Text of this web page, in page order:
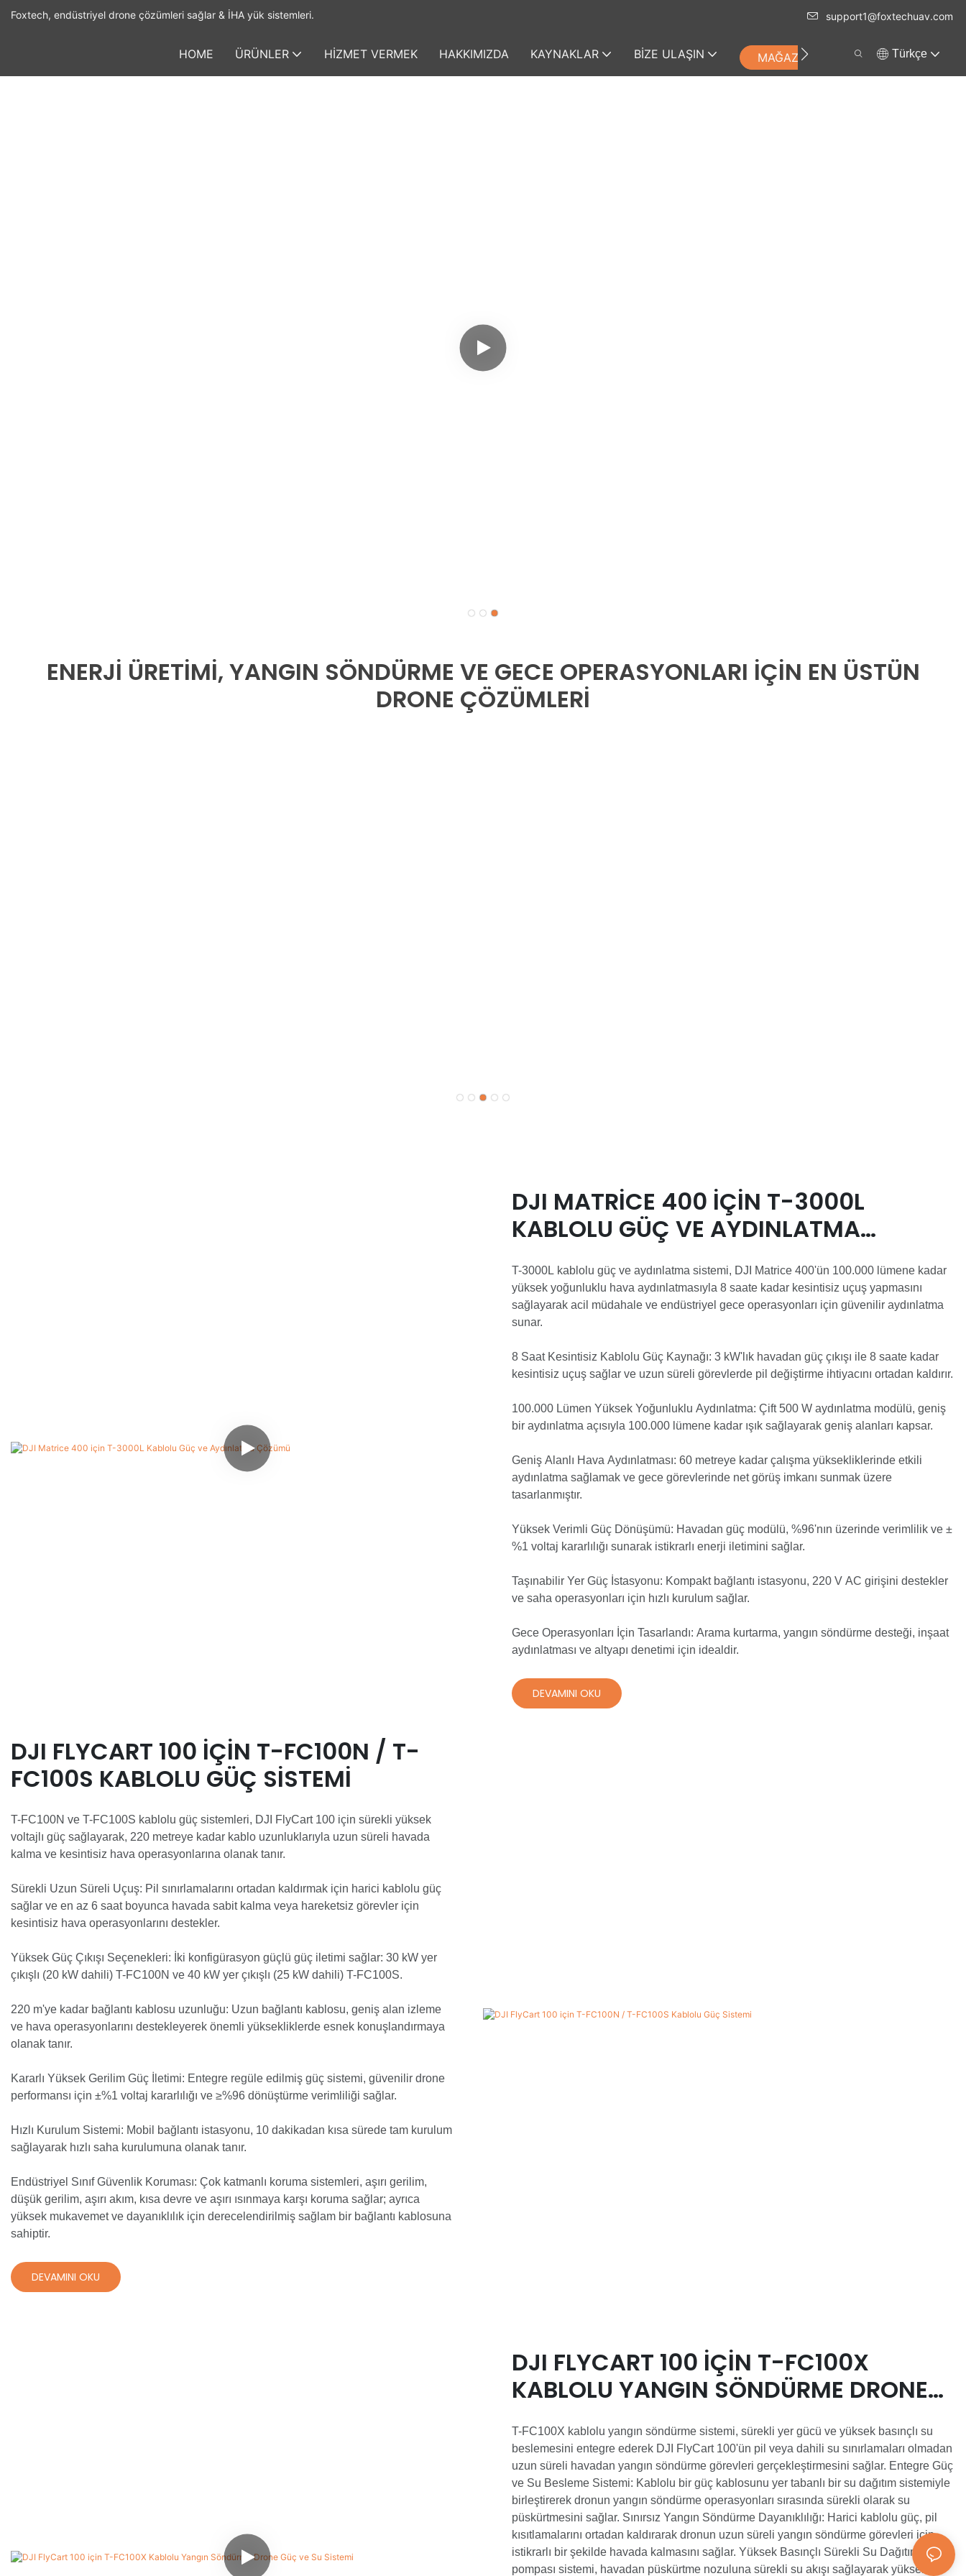
Foxtech, endüstriyel drone çözümleri sağlar & İHA yük sistemleri. support1@foxtechuav.com
HOME ÜRÜNLER HIZMET VERMEK HAKKIMIZDA KAYNAKLAR BIZE ULAŞIN MAĞAZA Türkçe
ENERJI ÜRETIMI, YANGIN SÖNDÜRME VE GECE OPERASYONLARI İÇIN EN ÜSTÜN
DRONE ÇÖZÜMLERI
DJI MATRICE 400 IÇIN T-3000L
KABLOLU GÜÇ VE AYDINLATMA
T-3000L kablolu güç ve aydınlatma sistemi, DJI Matrice 400'ün 100.000 lümene kadar
yüksek yoğunluklu hava aydınlatmasıyla 8 saate kadar kesintisiz uçuş yapmasını
sağlayarak acil müdahale ve endüstriyel gece operasyonları için güvenilir aydınlatma
sunar.
8 Saat Kesintisiz Kablolu Güç Kaynağı: 3 kW'lık havadan güç çıkışı ile 8 saate kadar
kesintisiz uçuş sağlar ve uzun süreli görevlerde pil değiştirme ihtiyacını ortadan kaldırır.
100.000 Lümen Yüksek Yoğunluklu Aydınlatma: Çift 500 W aydınlatma modülü, geniş
bir aydınlatma açısıyla 100.000 lümene kadar ışık sağlayarak geniş alanları kapsar.
Geniş Alanlı Hava Aydınlatması: 60 metreye kadar çalışma yüksekliklerinde etkili
aydınlatma sağlamak ve gece görevlerinde net görüş imkanı sunmak üzere
tasarlanmıştır.
Yüksek Verimli Güç Dönüşümü: Havadan güç modülü, %96'nın üzerinde verimlilik ve ±
%1 voltaj kararlılığı sunarak istikrarlı enerji iletimini sağlar.
Taşınabilir Yer Güç İstasyonu: Kompakt bağlantı istasyonu, 220 V AC girişini destekler
ve saha operasyonları için hızlı kurulum sağlar.
Gece Operasyonları İçin Tasarlandı: Arama kurtarma, yangın söndürme desteği, inşaat
aydınlatması ve altyapı denetimi için idealdir.
DEVAMINI OKU
DJI FLYCART 100 IÇIN T-FC100N / T-
FC100S KABLOLU GÜÇ SISTEMI
T-FC100N ve T-FC100S kablolu güç sistemleri, DJI FlyCart 100 için sürekli yüksek
voltajlı güç sağlayarak, 220 metreye kadar kablo uzunluklarıyla uzun süreli havada
kalma ve kesintisiz hava operasyonlarına olanak tanır.
Sürekli Uzun Süreli Uçuş: Pil sınırlamalarını ortadan kaldırmak için harici kablolu güç
sağlar ve en az 6 saat boyunca havada sabit kalma veya hareketsiz görevler için
kesintisiz hava operasyonlarını destekler.
Yüksek Güç Çıkışı Seçenekleri: İki konfigürasyon güçlü güç iletimi sağlar: 30 kW yer
çıkışlı (20 kW dahili) T-FC100N ve 40 kW yer çıkışlı (25 kW dahili) T-FC100S.
220 m'ye kadar bağlantı kablosu uzunluğu: Uzun bağlantı kablosu, geniş alan izleme
ve hava operasyonlarını destekleyerek önemli yüksekliklerde esnek konuşlandırmaya
olanak tanır.
Kararlı Yüksek Gerilim Güç İletimi: Entegre regüle edilmiş güç sistemi, güvenilir drone
performansı için ±%1 voltaj kararlılığı ve ≥%96 dönüştürme verimliliği sağlar.
Hızlı Kurulum Sistemi: Mobil bağlantı istasyonu, 10 dakikadan kısa sürede tam kurulum
sağlayarak hızlı saha kurulumuna olanak tanır.
Endüstriyel Sınıf Güvenlik Koruması: Çok katmanlı koruma sistemleri, aşırı gerilim,
düşük gerilim, aşırı akım, kısa devre ve aşırı ısınmaya karşı koruma sağlar; ayrıca
yüksek mukavemet ve dayanıklılık için derecelendirilmiş sağlam bir bağlantı kablosuna
sahiptir.
DEVAMINI OKU
DJI FLYCART 100 IÇIN T-FC100X
KABLOLU YANGIN SÖNDÜRME DRONE
T-FC100X kablolu yangın söndürme sistemi, sürekli yer gücü ve yüksek basınçlı su
beslemesini entegre ederek DJI FlyCart 100'ün pil veya dahili su sınırlamaları olmadan
uzun süreli havadan yangın söndürme görevleri gerçekleştirmesini sağlar. Entegre Güç
ve Su Besleme Sistemi: Kablolu bir güç kablosunu yer tabanlı bir su dağıtım sistemiyle
birleştirerek dronun yangın söndürme operasyonları sırasında sürekli olarak su
püskürtmesini sağlar. Sınırsız Yangın Söndürme Dayanıklılığı: Harici kablolu güç, pil
kısıtlamalarını ortadan kaldırarak dronun uzun süreli yangın söndürme görevleri için
istikrarlı bir şekilde havada kalmasını sağlar. Yüksek Basınçlı Sürekli Su Dağıtımı: Yer
pompası sistemi, havadan püskürtme nozuluna sürekli su akışı sağlayarak yüksek